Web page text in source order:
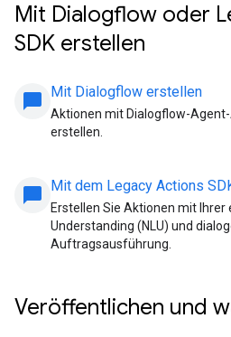
Mit Dialogflow oder
SDK erstellen
chat_bubble Mit Dialogflow erstellen
Aktionen mit Dialogflow-
erstellen.
chat_bubble Mit dem Legacy Actions
Erstellen Sie Aktionen mit
Understanding (NLU) und
Auftragsausführung.
Veröffentlichen und